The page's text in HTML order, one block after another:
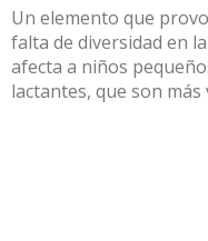
Un elemento que
falta de diversidad en
afecta a niños
lactantes, que son